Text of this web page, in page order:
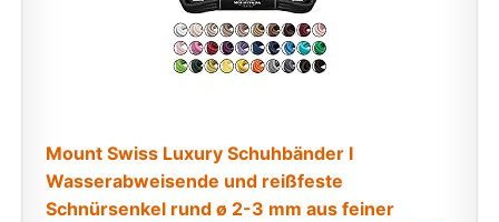
Mount Swiss Luxury Schuhbänder I
Wasserabweisende und reißfeste
Schnürsenkel rund ø 2-3 mm aus feiner